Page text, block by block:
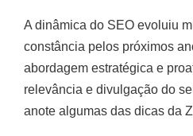
A dinâmica do SEO evoluiu
constância pelos próximos
abordagem estratégica e
relevância e divulgação do
anote algumas das dicas da